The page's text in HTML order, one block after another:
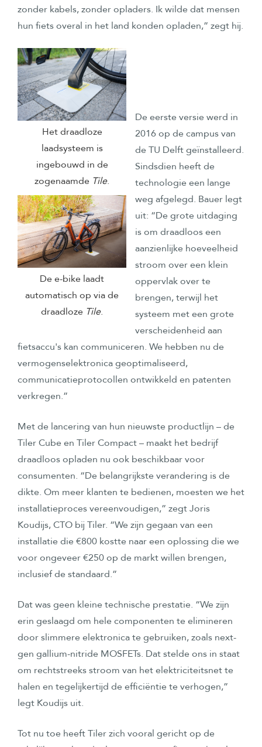
zonder kabels, zonder opladers. Ik wilde dat mensen
hun fiets overal in het land konden opladen,” zegt hij.
Het draadloze
laadsysteem is
ingebouwd in de
zogenaamde Tile.
De e-bike laadt
automatisch op via de
draadloze Tile.
De eerste versie werd in
2016 op de campus van
de TU Delft geïnstalleerd.
Sindsdien heeft de
technologie een lange
weg afgelegd. Bauer legt
uit: “De grote uitdaging
is om draadloos een
aanzienlijke hoeveelheid
stroom over een klein
oppervlak over te
brengen, terwijl het
systeem met een grote
verscheidenheid aan
fietsaccu's kan communiceren. We hebben nu de
vermogenselektronica geoptimaliseerd,
communicatieprotocollen ontwikkeld en patenten
verkregen.”
Met de lancering van hun nieuwste productlijn – de
Tiler Cube en Tiler Compact – maakt het bedrijf
draadloos opladen nu ook beschikbaar voor
consumenten. “De belangrijkste verandering is de
dikte. Om meer klanten te bedienen, moesten we het
installatieproces vereenvoudigen,” zegt Joris
Koudijs, CTO bij Tiler. “We zijn gegaan van een
installatie die €800 kostte naar een oplossing die we
voor ongeveer €250 op de markt willen brengen,
inclusief de standaard.”
Dat was geen kleine technische prestatie. “We zijn
erin geslaagd om hele componenten te elimineren
door slimmere elektronica te gebruiken, zoals next-
gen gallium-nitride MOSFETs. Dat stelde ons in staat
om rechtstreeks stroom van het elektriciteitsnet te
halen en tegelijkertijd de efficiëntie te verhogen,”
legt Koudijs uit.
Tot nu toe heeft Tiler zich vooral gericht op de